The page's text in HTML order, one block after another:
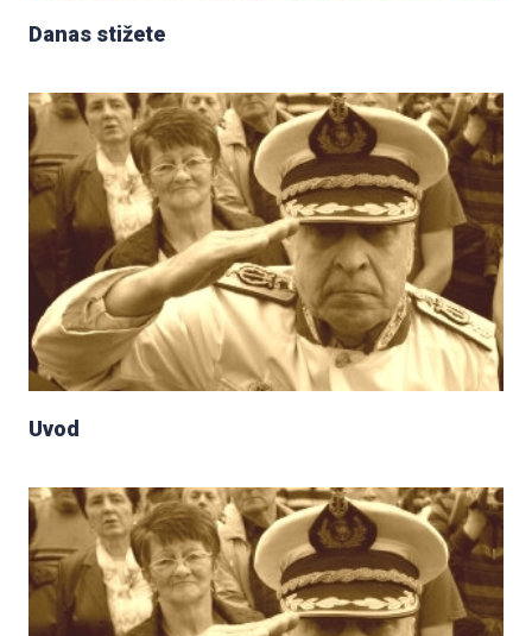
Danas stižete
Uvod